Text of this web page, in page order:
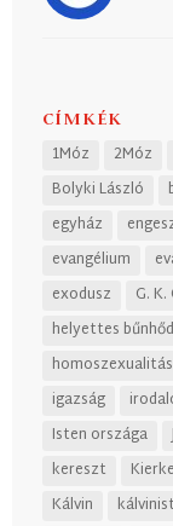
CÍMKÉK
1Móz 2Móz
Bolyki László
egyház
evangélium
exodusz
G.
helyettes
homoszexualitás
igazság
Isten országa
kereszt
Kálvin